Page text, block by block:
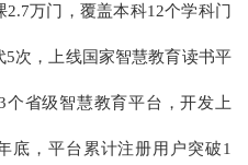
万门，覆盖本科12个学科门
次，上线国家智慧教育读书平
省级智慧教育平台，开发上
底，平台累计注册用户突破1